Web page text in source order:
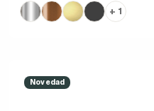
+ 1
Novedad